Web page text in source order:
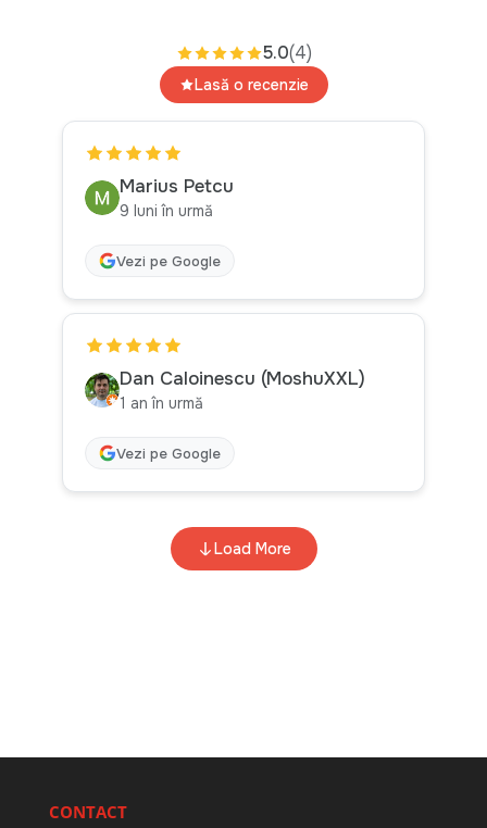
CONTACT